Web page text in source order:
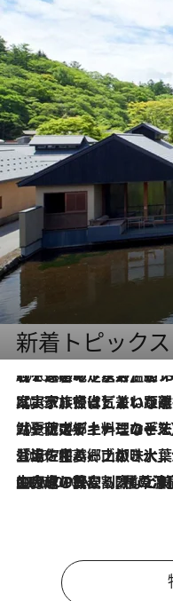
新着トピック
2026.8.7
【トンボの足水浴】ヒノキの香りに包まれて涼感マックス！約13℃の湧水かけ流しを避暑地「星野温泉 トンボの湯」で体験
2026.7.31
【ホテル帰省】という選択肢をOMOが提案。家族とほどよい距離を保つに
2026.7.24
【夏限定ディナーコース】旬を迎える稚鮎や花ズッキーニなどをイタリア・トス
2026.7.17
「土佐和ハーブかき氷」がOMO7高知に登場！生姜、山椒、大葉など目にも舌にも涼を呼ぶ郷土の味
2026.7.10
NEW OPEN！【界 草津】名湯の地に誕生。趣の異なる2種の温泉と上州ならではの会席・蕎麦割烹など美食を味わう究極の癒やし旅